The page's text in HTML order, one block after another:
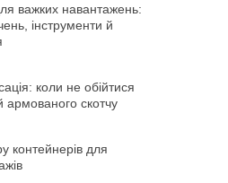
важких навантажень:
інструменти й
коли не обійтися
армованого скотчу
контейнерів для